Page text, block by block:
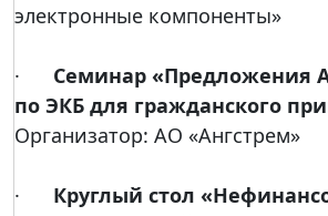
электронные компоненты»
· Семинар «Предложения
по ЭКБ для гражданского
Организатор: АО «Ангстрем»
· Круглый стол